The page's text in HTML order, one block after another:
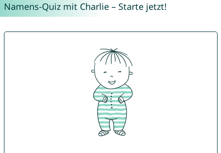
Namens-Quiz mit Charlie – Starte jetzt!